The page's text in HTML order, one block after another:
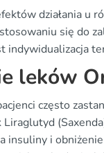
działania u
się do
indywidualizacja
leków
często
insuliny i